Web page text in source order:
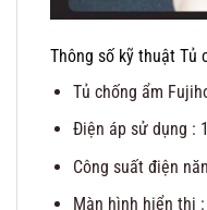
Thông số kỹ thuật Tủ
Tủ chống ẩm
Điện áp sử dụng :
Công suất điện
Màn hình hiển thị